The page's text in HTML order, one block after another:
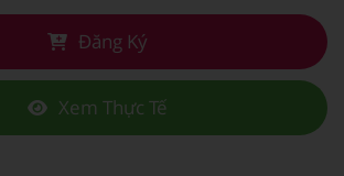
Đăng Ký
Xem Thực Tế